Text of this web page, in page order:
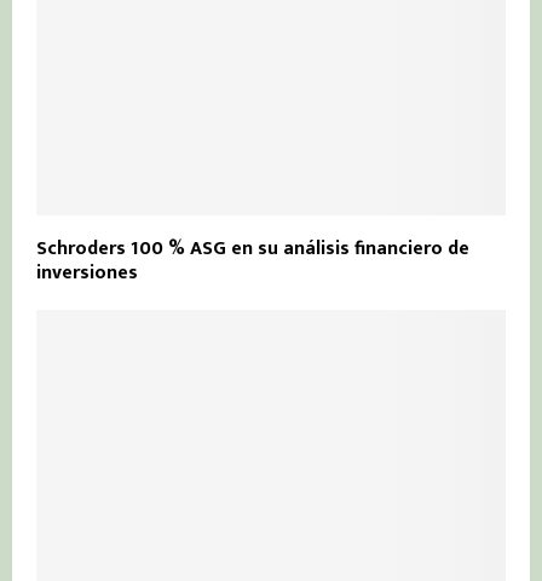
Schroders 100 % ASG en su análisis financiero de
inversiones